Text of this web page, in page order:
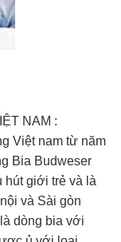
NAM :
Việt nam từ năm
Bia Budweser
hút giới trẻ và là
và Sài gòn
dòng bia với